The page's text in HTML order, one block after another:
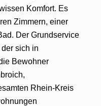
Komfort. Es
Zimmern, einer
Der Grundservice
sich in
Bewohner
Rhein-Kreis